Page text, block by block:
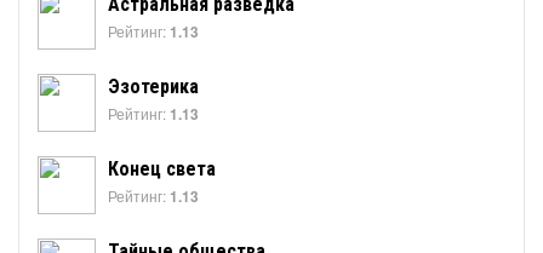
Рейтинг: 1.13
Эзотерика
Рейтинг: 1.13
Конец света
Рейтинг: 1.13